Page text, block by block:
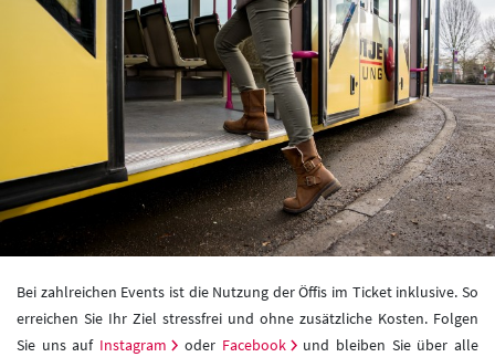
Bei zahlreichen Events ist die Nutzung der Öffis im Ticket inklusive. So
erreichen Sie Ihr Ziel stressfrei und ohne zusätzliche Kosten. Folgen
Sie uns auf Instagram oder Facebook und bleiben Sie über alle